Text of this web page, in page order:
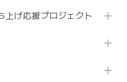
上げ応援プロジェクト